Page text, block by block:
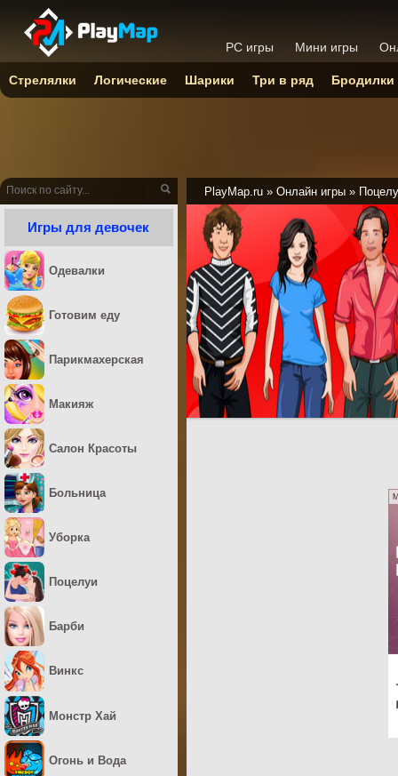
PlayMap.ru » Онлайн игры »
Игры для девочек
Одевалки
Готовим еду
Парикмахерская
Макияж
Салон Красоты
Больница
Уборка
Поцелуи
Барби
Винкс
Монстр Хай
Огонь и Вода
PC игры Мини игры
Стрелялки Логические Шарики Три в ряд Бродилки